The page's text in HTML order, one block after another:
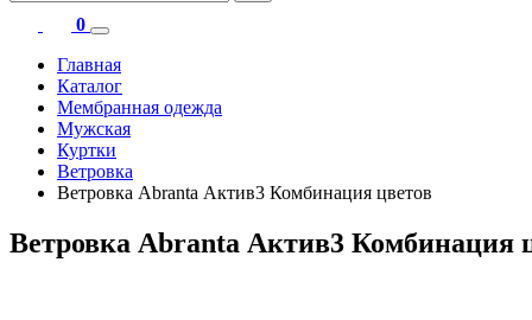
0
Главная
Каталог
Мембранная одежда
Мужская
Куртки
Ветровка
Ветровка Abranta Актив3 Комбинация цветов
Ветровка Abranta Актив3 Комбинация